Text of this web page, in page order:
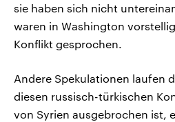
sie haben sich nicht
waren in Washington
Konflikt gesprochen.
Andere Spekulationen laufen
diesen russisch-türkischen
von Syrien ausgebrochen ist,